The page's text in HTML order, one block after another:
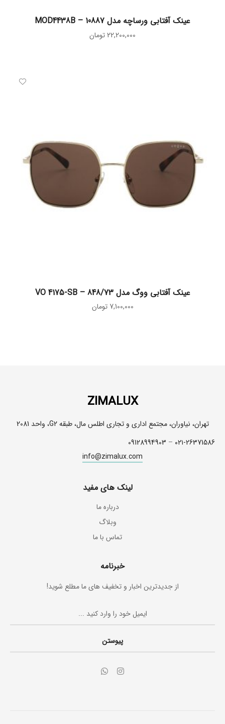
افزودن به سبد خرید
عینک آفتابی ورساچه مدل MOD4438B – 10887
22,200,000تومان
افزودن به سبد خریدعینک آفتابی ووگ مدل VO 4175-SB – 848/73
7,100,000 تومان
ZIMALUX
تهران، نیاوران، مجتمع اداری و تجاری اطلس مال، طبقه G2، واحد 2081
۰۲۱-26371586 –
09128994903
info@zimalux.com
لینک های مفید
درباره ما
وبلاگ
تماس با ما
خبرنامه
از جدیدترین اخبار و تخفیف های ما مطلع شوید!
پیوستن